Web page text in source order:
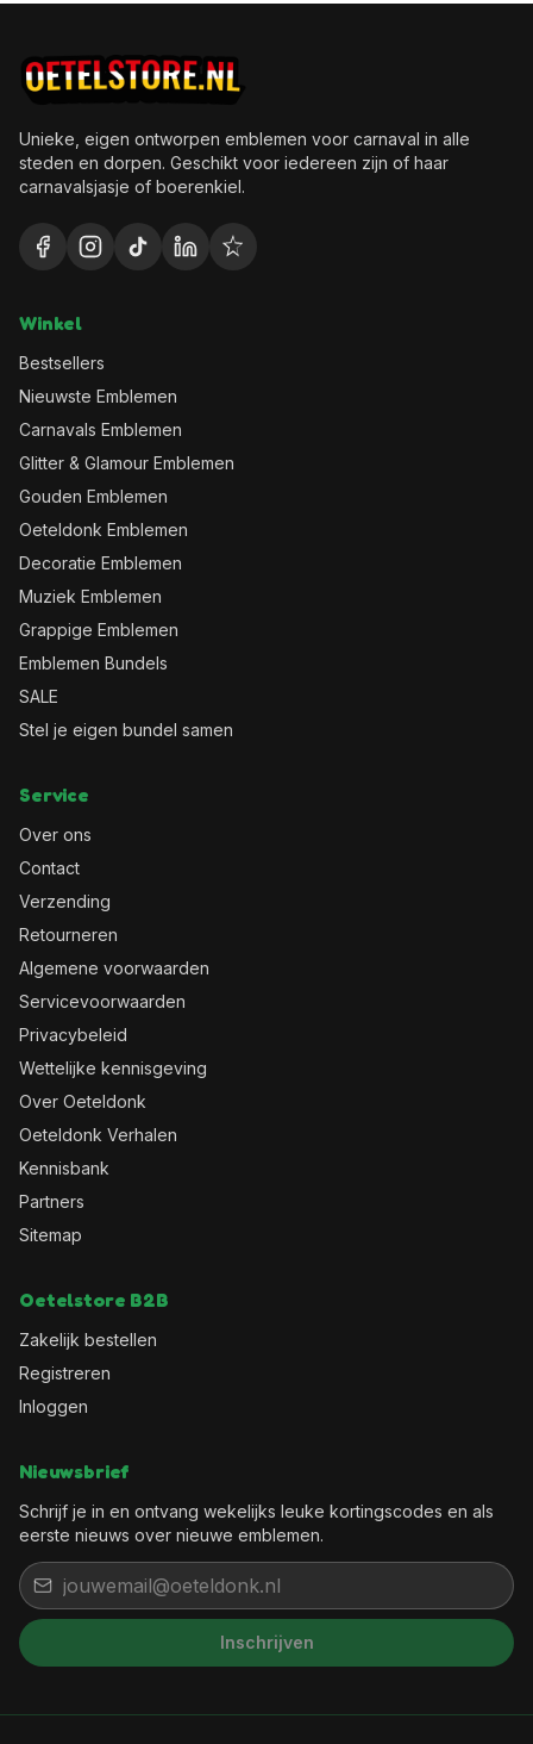
Unieke, eigen ontworpen emblemen voor carnaval in alle
steden en dorpen. Geschikt voor iedereen zijn of haar
carnavalsjasje of boerenkiel.
Winkel
Bestsellers
Nieuwste Emblemen
Carnavals Emblemen
Glitter & Glamour Emblemen
Gouden Emblemen
Oeteldonk Emblemen
Decoratie Emblemen
Muziek Emblemen
Grappige Emblemen
Emblemen Bundels
SALE
Stel je eigen bundel samen
Service
Over ons
Contact
Verzending
Retourneren
Algemene voorwaarden
Servicevoorwaarden
Privacybeleid
Wettelijke kennisgeving
Over Oeteldonk
Oeteldonk Verhalen
Kennisbank
Partners
Sitemap
Oetelstore B2B
Zakelijk bestellen
Registreren
Inloggen
Nieuwsbrief
Schrijf je in en ontvang wekelijks leuke kortingscodes en als
eerste nieuws over nieuwe emblemen.
Inschrijven